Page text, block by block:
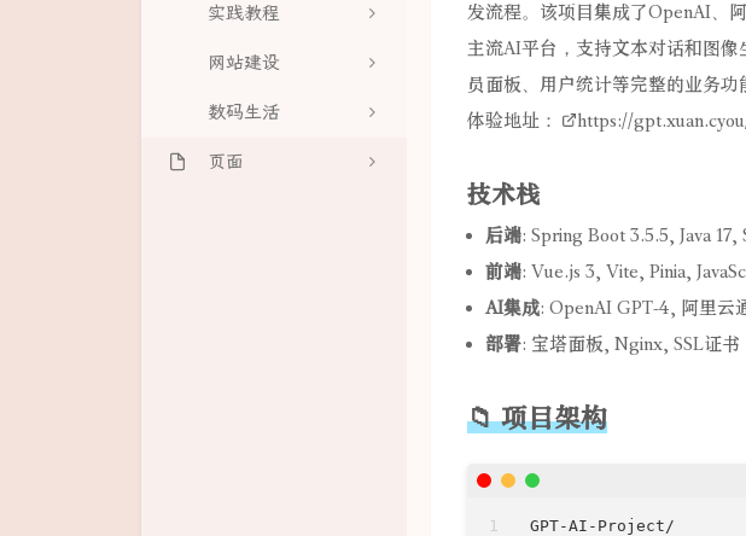
实践教程
网站建设
数码生活
页面
发流程。该项目集成了OpenAI、
主流AI平台，支持文本对话和图
员面板、用户统计等完整的业务功
体验地址：
https://
技术栈
后端: Spring Boot 3.5.5, Java
前端: Vue.js 3, Vite, Pinia,
AI集成: OpenAI GPT-4, 阿里云
部署: 宝塔面板, Nginx, SSL证书
📁 项目架构
GPT-AI-Project/